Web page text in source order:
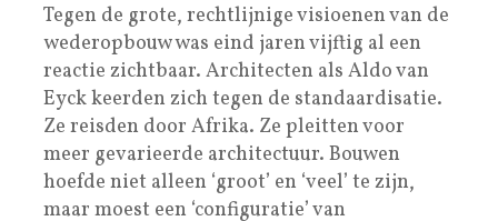
Tegen de grote, rechtlijnige visioenen van de
wederopbouw was eind jaren vijftig al een
reactie zichtbaar. Architecten als Aldo van
Eyck keerden zich tegen de standaardisatie.
Ze reisden door Afrika. Ze pleitten voor
meer gevarieerde architectuur. Bouwen
hoefde niet alleen ‘groot’ en ‘veel’ te zijn,
maar moest een ‘configuratie’ van